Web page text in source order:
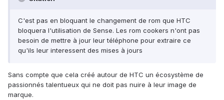
C'est pas en bloquant le changement de rom que HTC
bloquera l'utilisation de Sense. Les rom cookers n'ont pas
besoin de mettre à jour leur téléphone pour extraire ce
qu'ils leur interessent des mises à jours
Sans compte que cela créé autour de HTC un écosystème de
passionnés talentueux qui ne doit pas nuire à leur image de
marque.